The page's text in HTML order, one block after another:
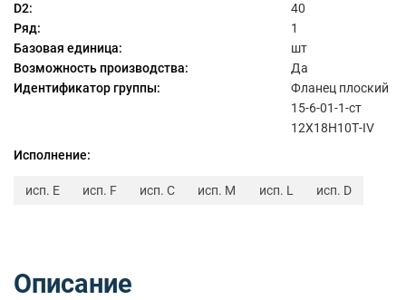
D2:
40
Ряд:
1
Базовая единица:
шт
Возможность производства:
Да
Идентификатор группы:
Фланец плоский
15-6-01-1-ст
12Х18Н10Т-IV
Исполнение:
исп. E исп. F исп. C исп. M исп. L исп. D
Описание